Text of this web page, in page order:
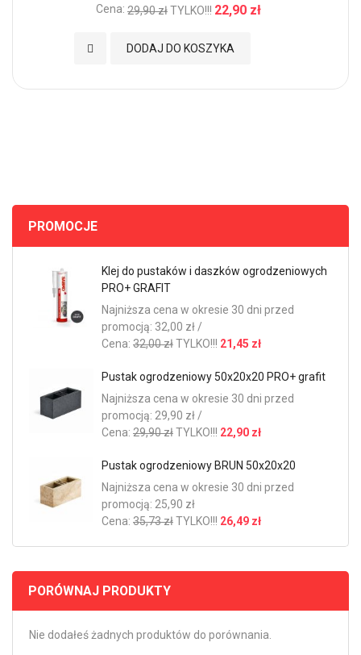
Cena: 29,90 złTYLKO!!! 22,90 zł
DODAJ DO KOSZYKA
Dodaj do Ulubionych
PROMOCJE
Klej do pustaków i daszków ogrodzeniowych
PRO+ GRAFIT
Najniższa cena w okresie 30 dni przed
promocją: 32,00 zł /
Cena: 32,00 złTYLKO!!! 21,45 zł
Pustak ogrodzeniowy 50x20x20 PRO+ grafit
Najniższa cena w okresie 30 dni przed
promocją: 29,90 zł /
Cena: 29,90 złTYLKO!!! 22,90 zł
Pustak ogrodzeniowy BRUN 50x20x20
Najniższa cena w okresie 30 dni przed
promocją: 25,90 zł
Cena: 35,73 złTYLKO!!! 26,49 zł
PORÓWNAJ PRODUKTY
Nie dodałeś żadnych produktów do porównania.